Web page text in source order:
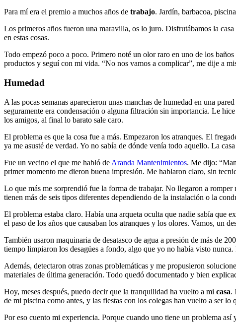
Para mí era el premio a muchos años de trabajo. Jardín, barbacoa,
Los primeros años fueron una maravilla, os lo juro. Disfrutábamos la
en estas cosas.
Todo empezó poco a poco. Primero noté un olor raro en uno de los
productos y seguí con mi vida. “No nos vamos a complicar”, me dije a
Humedad
A las pocas semanas aparecieron unas manchas de humedad en una
seguramente era condensación o alguna filtración sin importancia. Le
los amigos, al final lo barato sale caro.
El problema es que la cosa fue a más. Empezaron los atranques. El
ya me asusté de verdad. Yo no sabía de dónde venía todo aquello. La
Fue un vecino el que me habló de Aranda Mantenimientos. Me dijo:
primer momento me dieron buena impresión. Me hablaron claro, sin
Lo que más me sorprendió fue la forma de trabajar. No llegaron a romper
tienen más de seis tipos diferentes dependiendo de la instalación o la
El problema estaba claro. Había una arqueta oculta que nadie sabía que
el paso de los años que causaban los atranques y los olores. Vamos, un
También usaron maquinaria de desatasco de agua a presión de más de
tiempo limpiaron los desagües a fondo, algo que yo no había visto
Además, detectaron otras zonas problemáticas y me propusieron
materiales de última generación. Todo quedó documentado y bien
Hoy, meses después, puedo decir que la tranquilidad ha vuelto a mi casa.
de mi piscina como antes, y las fiestas con los colegas han vuelto a ser lo
Por eso cuento mi experiencia. Porque cuando uno tiene un problema